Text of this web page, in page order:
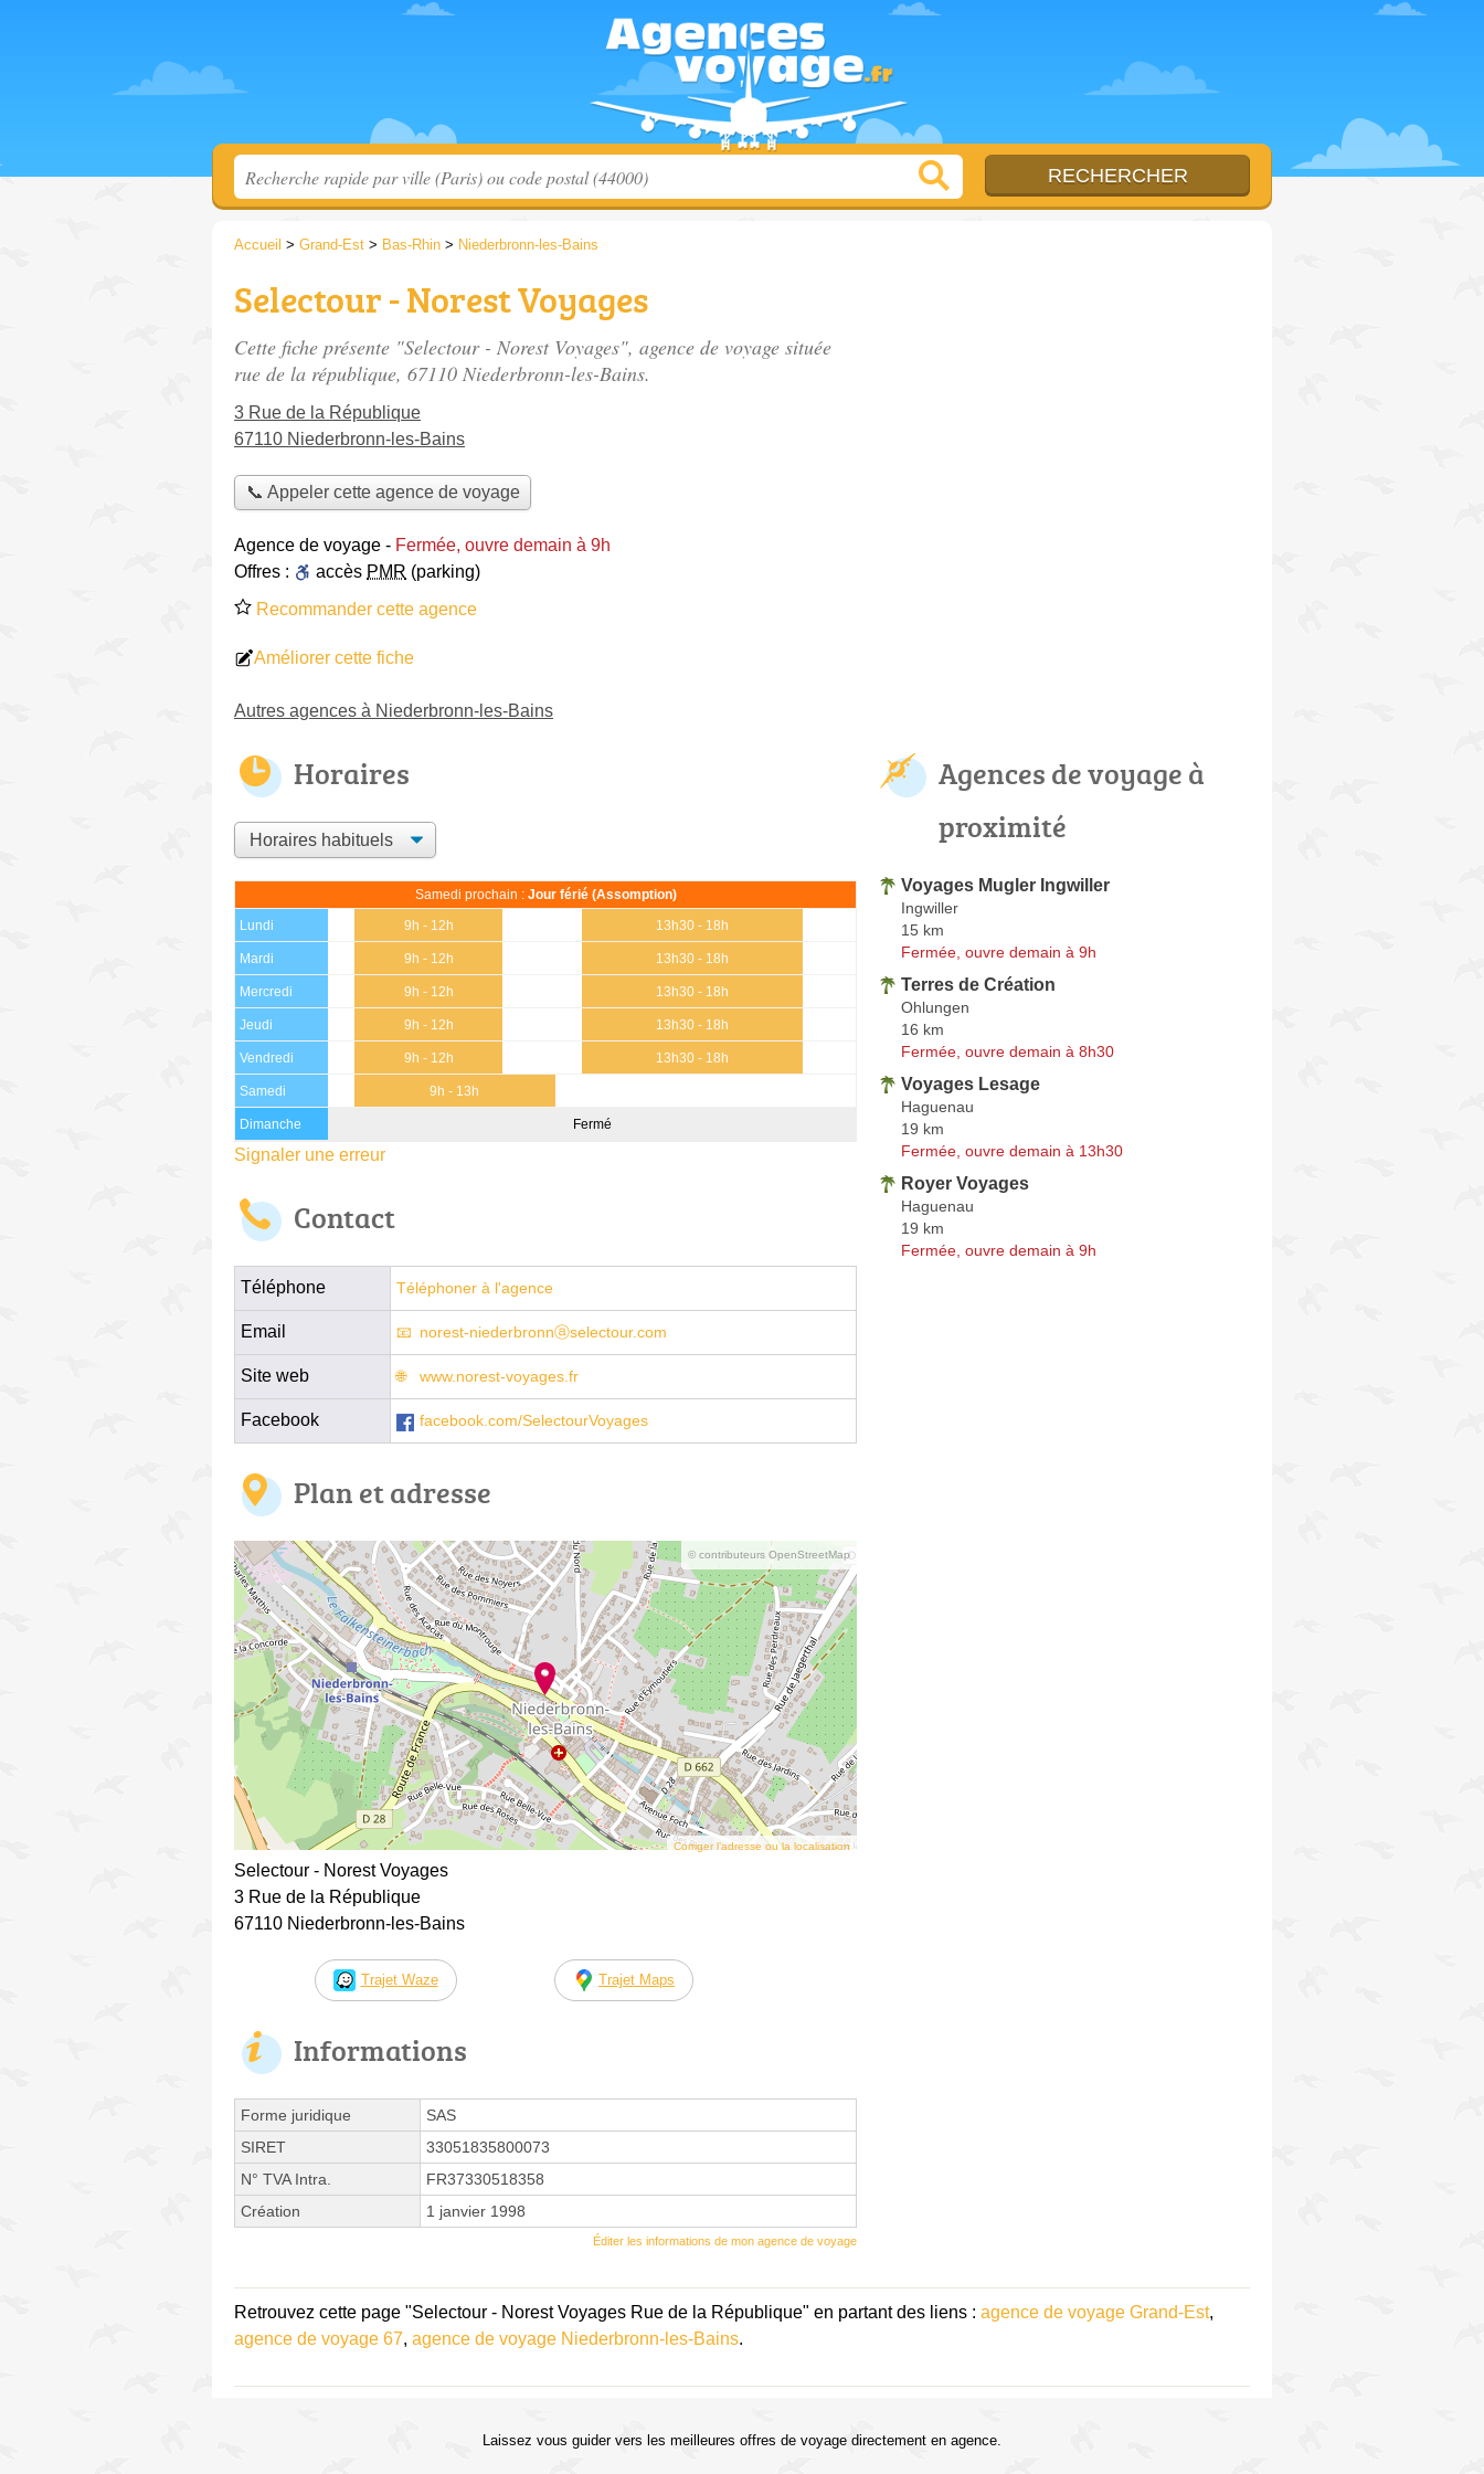
Accueil > Grand-Est > Bas-Rhin > Niederbronn-les-Bains
Selectour - Norest Voyages
Cette fiche présente "Selectour - Norest Voyages", agence de voyage située
rue de la république, 67110 Niederbronn-les-Bains.
3 Rue de la République
67110 Niederbronn-les-Bains
📞 Appeler cette agence de voyage
Agence de voyage - Fermée, ouvre demain à 9h
Offres :
accès PMR (parking)
Recommander cette agence
Améliorer cette fiche
Autres agences à Niederbronn-les-Bains
Horaires
Samedi prochain : Jour férié (Assomption)
Lundi 9h - 12h 13h30 - 18h
Mardi 9h - 12h 13h30 - 18h
Mercredi 9h - 12h 13h30 - 18h
Jeudi 9h - 12h 13h30 - 18h
Vendredi 9h - 12h 13h30 - 18h
Samedi 9h - 13h
Dimanche Fermé
Signaler une erreur
Contact
Téléphone Téléphoner à l'agence
Email norest-niederbronnⓐselectour.com
Site web www.norest-voyages.fr
Facebook facebook.com/SelectourVoyages
Plan et adresse
© contributeurs OpenStreetMap
Corriger l’adresse ou la localisation
Selectour - Norest Voyages
3 Rue de la République
67110 Niederbronn-les-Bains
Trajet Waze Trajet Maps
Informations
Forme juridique
SAS
SIRET
33051835800073
N° TVA Intra.
FR37330518358
Création
1 janvier 1998
Éditer les informations de mon agence de voyage
Agences de voyage à
proximité
Voyages Mugler Ingwiller
Ingwiller
15 km
Fermée, ouvre demain à 9h
Terres de Création
Ohlungen
16 km
Fermée, ouvre demain à 8h30
Voyages Lesage
Haguenau
19 km
Fermée, ouvre demain à 13h30
Royer Voyages
Haguenau
19 km
Fermée, ouvre demain à 9h
Retrouvez cette page "Selectour - Norest Voyages Rue de la République" en partant des liens : agence de voyage Grand-Est,
agence de voyage 67, agence de voyage Niederbronn-les-Bains.
Laissez vous guider vers les meilleures offres de voyage directement en agence.